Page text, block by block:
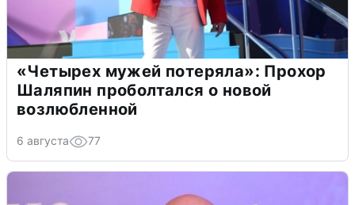
«Четырех мужей потеряла»: Прохор
Шаляпин проболтался о новой
возлюбленной
6 августа 77